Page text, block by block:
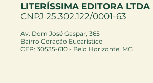
LITERÍSSIMA EDITORA LTDA
CNPJ 25.302.122/0001-63
Av. Dom José Gaspar, 365
Bairro Coração Eucarístico
CEP: 30535-610 - Belo Horizonte, MG ​